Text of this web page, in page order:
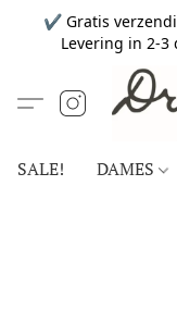
✔ Gratis
Levering in 2-
SALE! DAMES